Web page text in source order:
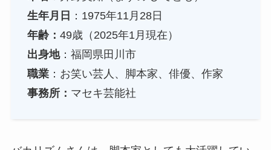
生年月日 ：1975年11月28日
年齢： 49歳（2025年1月現在）
出身地：福岡県田川市
職業：お笑い芸人、脚本家、俳優、作家
事務所： マセキ芸能社